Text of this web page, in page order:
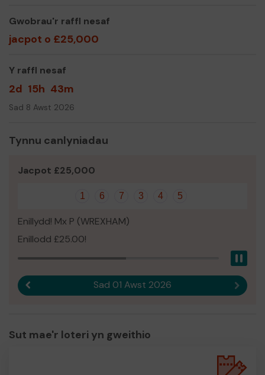
Gwobrau'r raffl nesaf
jacpot o £25,000
Y raffl nesaf
2d 15h 43m
Sad 8 Awst 2026
Tynnu canlyniadau
Jacpot £25,000
1 6 7 3 4 5
Enillydd! Mx P (WREXHAM)
Enillodd £25.00!
Canlyniad blaenorolSad 01 Awst 2026
Sut mae'r loteri yn gweithio